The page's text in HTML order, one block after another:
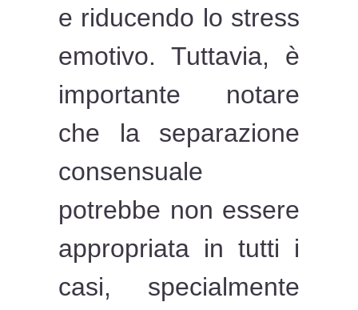
e riducendo lo stress
emotivo. Tuttavia, è
importante notare
che la separazione
consensuale
potrebbe non essere
appropriata in tutti i
casi, specialmente